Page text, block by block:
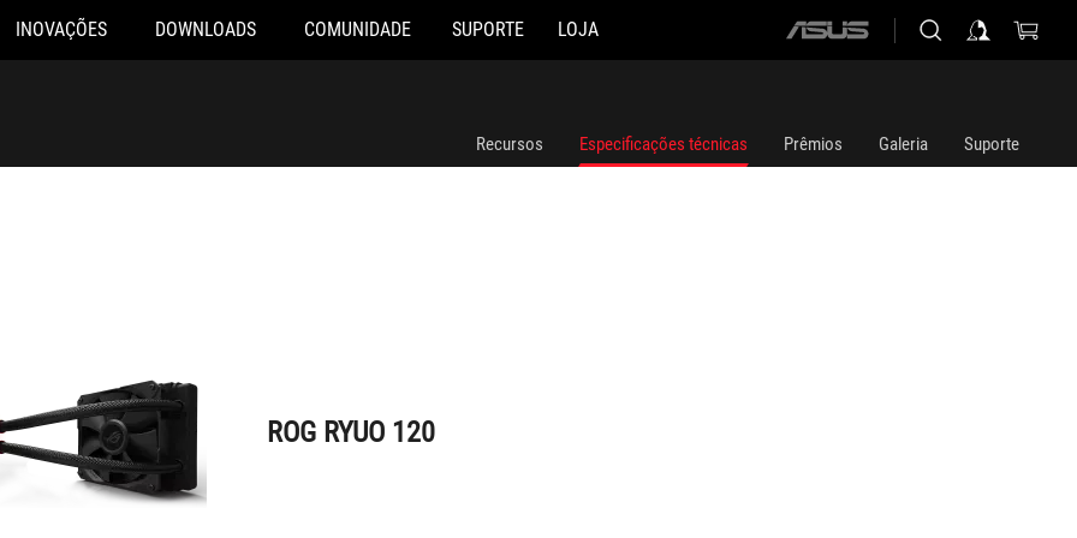
INOVAÇÕES DOWNLOADS COMUNIDADE SUPORTE LOJA
ASUS
Recursos Especificações técnicas Prêmios Galeria Suporte
ROG RYUO 120
ROG RYUO 120